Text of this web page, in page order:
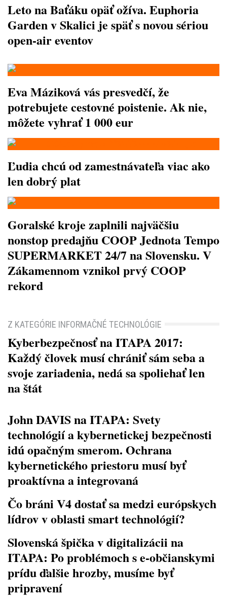
Leto na Baťáku opäť ožíva. Euphoria
Garden v Skalici je späť s novou sériou
open-air eventov
Eva Máziková vás presvedčí, že
potrebujete cestovné poistenie. Ak nie,
môžete vyhrať 1 000 eur
Ľudia chcú od zamestnávateľa viac ako
len dobrý plat
Goralské kroje zaplnili najväčšiu
nonstop predajňu COOP Jednota Tempo
SUPERMARKET 24/7 na Slovensku. V
Zákamennom vznikol prvý COOP
rekord
Z KATEGÓRIE INFORMAČNÉ TECHNOLÓGIE
Kyberbezpečnosť na ITAPA 2017:
Každý človek musí chrániť sám seba a
svoje zariadenia, nedá sa spoliehať len
na štát
John DAVIS na ITAPA: Svety
technológií a kybernetickej bezpečnosti
idú opačným smerom. Ochrana
kybernetického priestoru musí byť
proaktívna a integrovaná
Čo bráni V4 dostať sa medzi európskych
lídrov v oblasti smart technológií?
Slovenská špička v digitalizácii na
ITAPA: Po problémoch s e-občianskymi
prídu ďalšie hrozby, musíme byť
pripravení